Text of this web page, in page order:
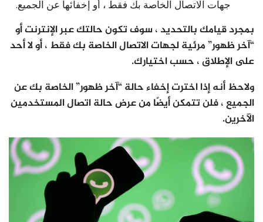
جهات الاتصال الخاصة بك فقط ، أو إخفائها عن الجميع.
بمجرد قيامك بالتحديد ، سوف تكون حالتك عبر الإنترنت أو
“آخر ظهور” مرئية لجهات الاتصال الخاصة بك فقط ، أو لا أحد
على الإطلاق ، حسب اختيارك.
ولاحظ أنه إذا اخترت إخفاء حالة “آخر ظهور” الخاصة بك عن
الجميع ، فلن تتمكن أيضًا من عرض حالة اتصال المستخدمين
الآخرين.